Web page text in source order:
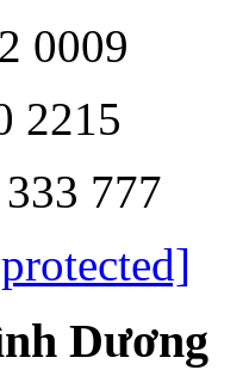
0009
2215
777
Dương